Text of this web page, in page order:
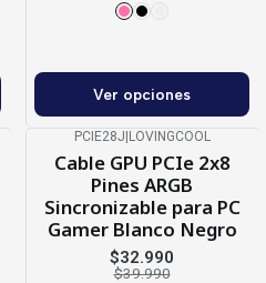
Ver opciones
PCIE28J LOVINGCOOL
Cable GPU PCIe 2x8
Pines ARGB
Sincronizable para PC
Gamer Blanco Negro
$32.990
$39.990